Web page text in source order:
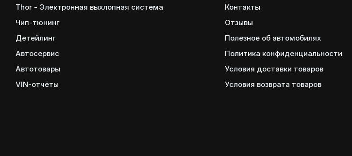
Thor - Электронная выхлопная система
Чип-тюнинг
Детейлинг
Автосервис
Автотовары
VIN-отчёты
Контакты
Отзывы
Полезное об автомобилях
Политика конфиденциальности
Условия доставки товаров
Условия возврата товаров